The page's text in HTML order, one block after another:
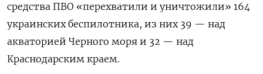
средства ПВО «перехватили и уничтожили» 164
украинских беспилотника, из них 39 — над
акваторией Черного моря и 32 — над
Краснодарским краем.